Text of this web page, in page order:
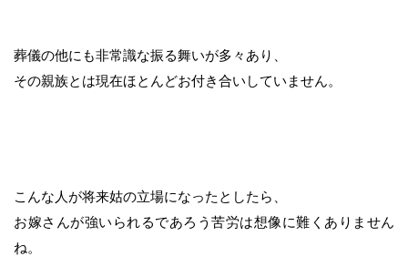
葬儀の他にも非常識な振る舞いが多々あり、
その親族とは現在ほとんどお付き合いしていません。
こんな人が将来姑の立場になったとしたら、
お嫁さんが強いられるであろう苦労は想像に難くありません
ね。